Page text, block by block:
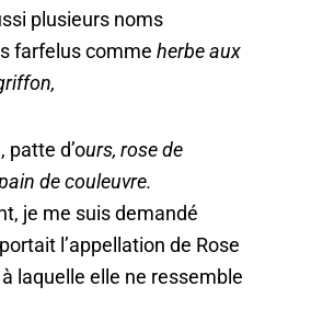
plusieurs noms
farfelus comme herbe aux
patte d’ours, rose de
de couleuvre.
je me suis demandé
l’appellation de Rose
laquelle elle ne ressemble